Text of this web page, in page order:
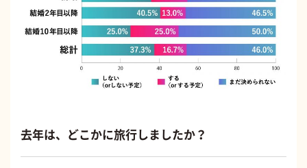
去年は、どこかに旅行しましたか？